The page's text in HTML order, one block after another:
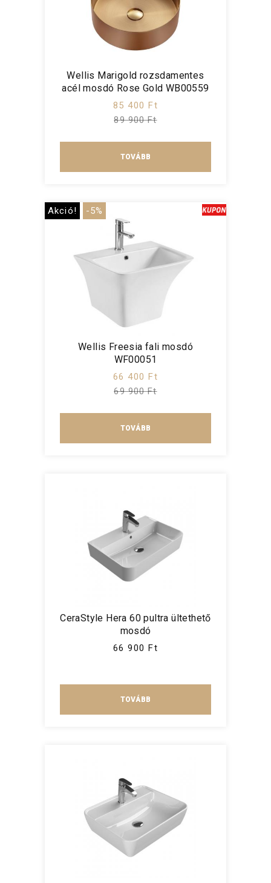
Wellis Marigold rozsdamentes
acél mosdó Rose Gold WB00559
85 400 Ft
89 900 Ft
TOVÁBB
Akció! -5%
Wellis Freesia fali mosdó
WF00051
66 400 Ft
69 900 Ft
TOVÁBB
CeraStyle Hera 60 pultra ültethető
mosdó
66 900 Ft
TOVÁBB